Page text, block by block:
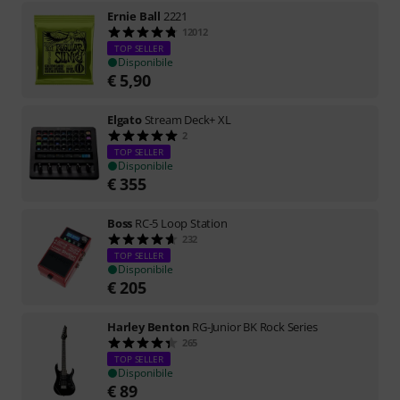
Ernie Ball 2221
12012
TOP SELLER
Disponibile
€ 5,90
Elgato Stream Deck+ XL
2
TOP SELLER
Disponibile
€ 355
Boss RC-5 Loop Station
232
TOP SELLER
Disponibile
€ 205
Harley Benton RG-Junior BK Rock Series
265
TOP SELLER
Disponibile
€ 89